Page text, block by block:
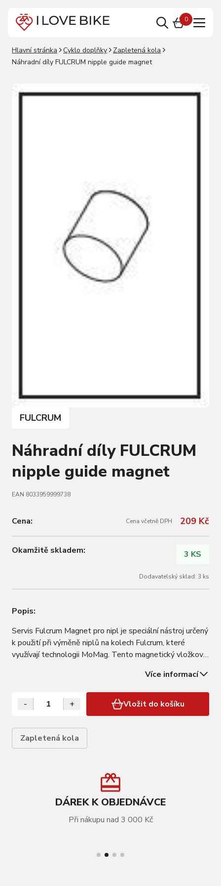
0
Hlavní stránka Cyklo doplňky
Zapletená kola
Náhradní díly FULCRUM nipple guide magnet
FULCRUM
Náhradní díly FULCRUM
nipple guide magnet
EAN 8033959999738
Cena: Cena včetně DPH 209 Kč
Okamžitě skladem: 3 KS
Dodavatelský sklad: 3 ks
Popis:
Servis Fulcrum Magnet pro nipl je speciální nástroj určený
k použití při výměně niplů na kolech Fulcrum, které
využívají technologii MoMag. Tento magnetický vložkový
využíván společně s vodicím magnetem pro nipl.
Více informací
- + Vložit do košíku
Zapletená kola
DÁREK K OBJEDNÁVCE
Při nákupu nad 3 000 Kč